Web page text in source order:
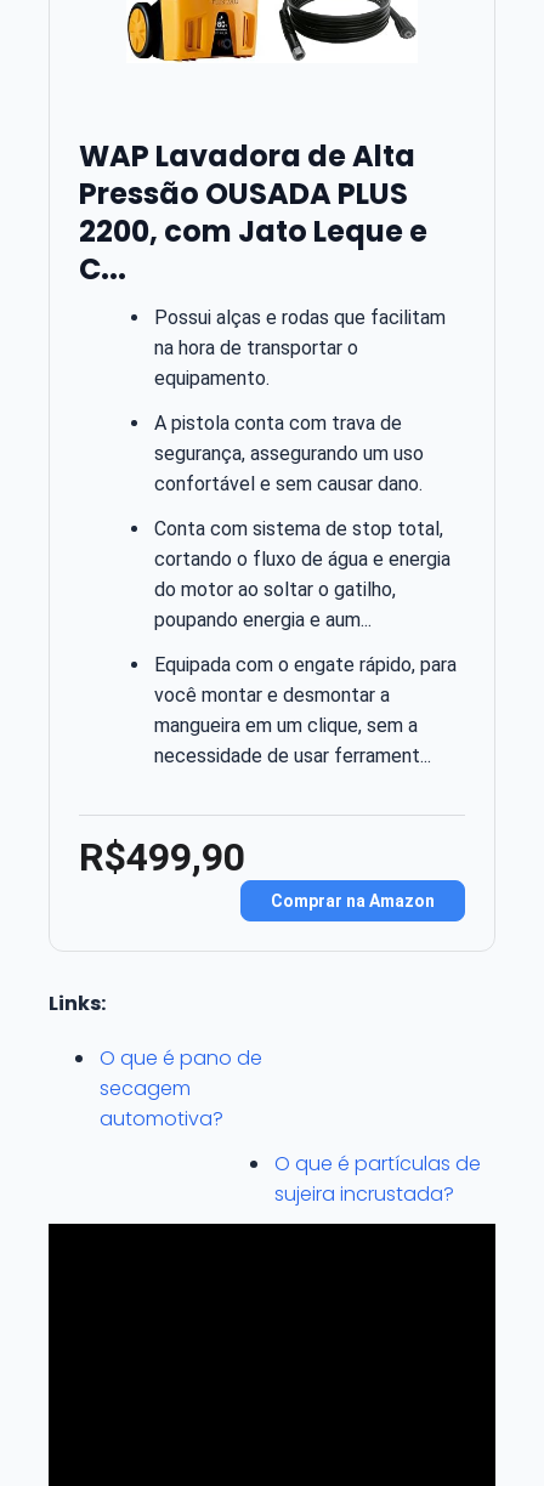
WAP Lavadora de Alta
Pressão OUSADA PLUS
2200, com Jato Leque e
C...
Possui alças e rodas que facilitam
na hora de transportar o
equipamento.
A pistola conta com trava de
segurança, assegurando um uso
confortável e sem causar dano.
Conta com sistema de stop total,
cortando o fluxo de água e energia
do motor ao soltar o gatilho,
poupando energia e aum...
Equipada com o engate rápido, para
você montar e desmontar a
mangueira em um clique, sem a
necessidade de usar ferrament...
R$499,90
Comprar na Amazon
Links:
O que é pano de
secagem
automotiva?
O que é partículas de
sujeira incrustada?